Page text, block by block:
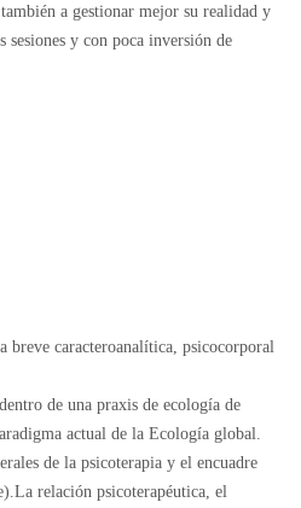
a gestionar mejor su realidad y
sesiones y con poca inversión de
breve caracteroanalítica, psicocorporal
de una praxis de ecología de
actual de la Ecología global.
de la psicoterapia y el encuadre
relación psicoterapéutica, el